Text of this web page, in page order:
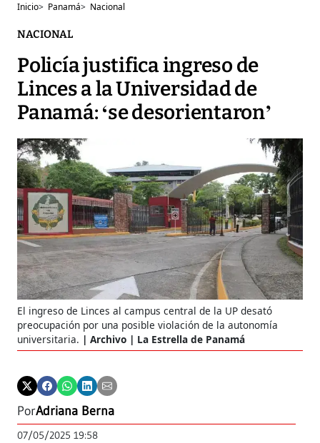
Inicio> Panamá> Nacional
NACIONAL
Policía justifica ingreso de
Linces a la Universidad de
Panamá: ‘se desorientaron’
El ingreso de Linces al campus central de la UP desató
preocupación por una posible violación de la autonomía
universitaria.
Archivo | La Estrella de Panamá
PorAdriana Berna
07/05/2025 19:58